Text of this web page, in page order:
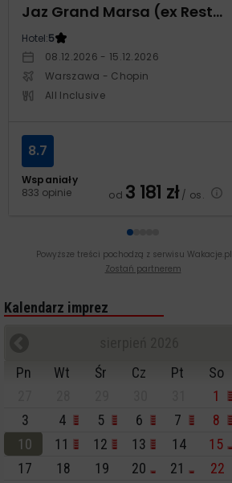
Jaz Grand Marsa (ex Resta Grand Resort)
Hotel:5
08.12.2026 - 15.12.2026
Warszawa - Chopin
All Inclusive
Wspaniały
833 opinie
8.7
od 3 181 zł/ os.
Powyższe treści pochodzą z serwisu Wakacje.pl
Zostań partnerem
Kalendarz imprez
Pn
Wt Śr Cz Pt So
1
3
4 5 6 7 8
10
11 12 13 14 15
17
18 19 20 21 22